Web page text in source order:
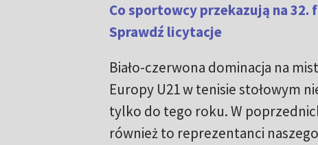
Co sportowcy przekazują na 32.
Sprawdź licytacje
Biało-czerwona dominacja na
Europy U21 w tenisie stołowym
tylko do tego roku. W
również to reprezentanci